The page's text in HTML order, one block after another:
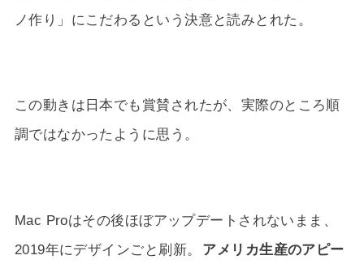
ノ作り」にこだわるという決意と読みとれた。
この動きは日本でも賞賛されたが、実際のところ順
調ではなかったように思う。
Mac Proはその後ほぼアップデートされないまま、
2019年にデザインごと刷新。
アメリカ生産のアピー